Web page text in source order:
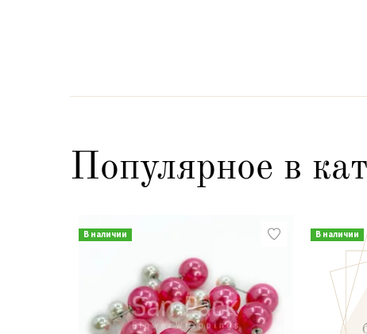
Популярное в
В наличии В наличии